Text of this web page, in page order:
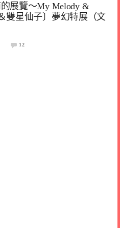
展覽～My Melody &
雙星仙子〕夢幻特展（文
12